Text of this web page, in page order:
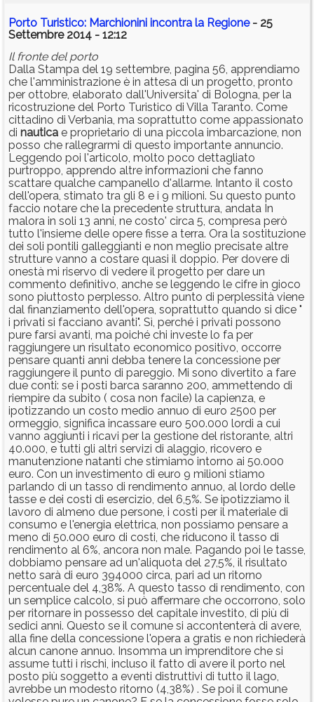
Porto Turistico: Marchionini incontra la Regione- 25
Settembre 2014 - 12:12
Il fronte del porto
Dalla Stampa del 19 settembre, pagina 56, apprendiamo
che l'amministrazione è in attesa di un progetto, pronto
per ottobre, elaborato dall'Universita' di Bologna, per la
ricostruzione del Porto Turistico di Villa Taranto. Come
cittadino di Verbania, ma soprattutto come appassionato
di nautica e proprietario di una piccola imbarcazione, non
posso che rallegrarmi di questo importante annuncio.
Leggendo poi l'articolo, molto poco dettagliato
purtroppo, apprendo altre informazioni che fanno
scattare qualche campanello d'allarme. Intanto il costo
dell'opera, stimato tra gli 8 e i 9 milioni. Su questo punto
faccio notare che la precedente struttura, andata In
malora in soli 13 anni, ne costo' circa 5, compresa però
tutto l'insieme delle opere fisse a terra. Ora la sostituzione
dei soli pontili galleggianti e non meglio precisate altre
strutture vanno a costare quasi il doppio. Per dovere di
onestà mi riservo di vedere il progetto per dare un
commento definitivo, anche se leggendo le cifre in gioco
sono piuttosto perplesso. Altro punto di perplessità viene
dal finanziamento dell'opera, soprattutto quando si dice "
i privati si facciano avanti". Sì, perché i privati possono
pure farsi avanti, ma poiché chi investe lo fa per
raggiungere un risultato economico positivo, occorre
pensare quanti anni debba tenere la concessione per
raggiungere il punto di pareggio. Mi sono divertito a fare
due conti: se i posti barca saranno 200, ammettendo di
riempire da subito ( cosa non facile) la capienza, e
ipotizzando un costo medio annuo di euro 2500 per
ormeggio, significa incassare euro 500.000 lordi a cui
vanno aggiunti i ricavi per la gestione del ristorante, altri
40.000, e tutti gli altri servizi di alaggio, ricovero e
manutenzione natanti che stimiamo intorno ai 50.000
euro. Con un investimento di euro 9 milioni stiamo
parlando di un tasso di rendimento annuo, al lordo delle
tasse e dei costi di esercizio, del 6,5%. Se ipotizziamo il
lavoro di almeno due persone, i costi per il materiale di
consumo e l'energia elettrica, non possiamo pensare a
meno di 50.000 euro di costi, che riducono il tasso di
rendimento al 6%, ancora non male. Pagando poi le tasse,
dobbiamo pensare ad un'aliquota del 27,5%, il risultato
netto sarà di euro 394000 circa, pari ad un ritorno
percentuale del 4,38%. A questo tasso di rendimento, con
un semplice calcolo, si può affermare che occorrono, solo
per ritornare in possesso del capitale investito, di più di
sedici anni. Questo se il comune si accontenterà di avere,
alla fine della concessione l'opera a gratis e non richiederà
alcun canone annuo. Insomma un imprenditore che si
assume tutti i rischi, incluso il fatto di avere il porto nel
posto più soggetto a eventi distruttivi di tutto il lago,
avrebbe un modesto ritorno (4,38%) . Se poi il comune